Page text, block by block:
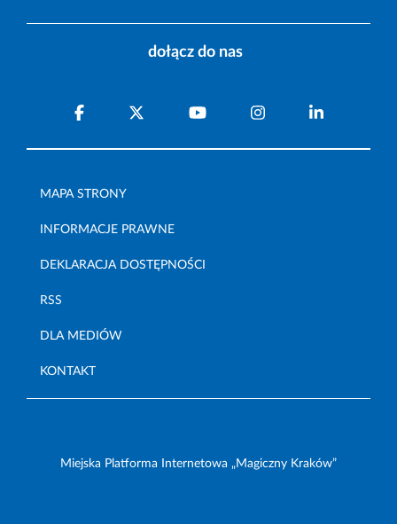
dołącz do nas
MAPA STRONY
INFORMACJE PRAWNE
DEKLARACJA DOSTĘPNOŚCI
RSS
DLA MEDIÓW
KONTAKT
Miejska Platforma Internetowa „Magiczny Kraków”